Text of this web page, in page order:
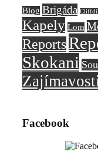
Blog Brigáda
Kapely Lom
Reports
Skokani
Zajímavosti
Facebook